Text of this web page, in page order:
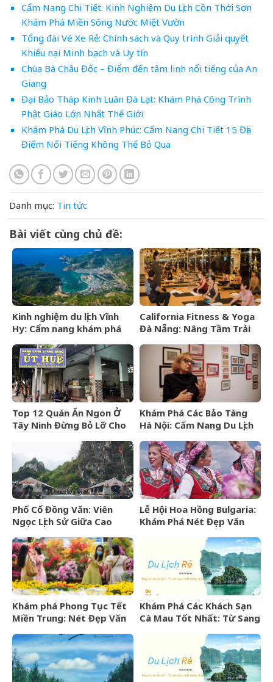
Cẩm Nang Chi Tiết: Kinh Nghiệm Du Lịch Cồn Thới Sơn
Khám Phá Miền Sông Nước Miệt Vườn
Tổng đài Vé Xe Rẻ: Chính sách và Quy trình Giải quyết
Khiếu nại Minh bạch và Uy tín
Chùa Bà Châu Đốc – Điểm đến tâm linh nổi tiếng của An
Giang
Đại Bảo Tháp Kinh Luân Đà Lạt: Khám Phá Công Trình
Phật Giáo Lớn Nhất Thế Giới
Khám Phá Du Lịch Vĩnh Phúc: Cẩm Nang Chi Tiết 15 Địa
Điểm Nổi Tiếng Không Thể Bỏ Qua
Danh mục: Tin tức
Bài viết cùng chủ đề:
Kinh nghiệm du lịch Vĩnh
Hy: Cẩm nang khám phá
Ninh Thuận
California Fitness & Yoga
Đà Nẵng: Nâng Tầm Trải
Top 12 Quán Ăn Ngon Ở
Tây Ninh Đừng Bỏ Lỡ Cho
Khám Phá Các Bảo Tàng
Hà Nội: Cẩm Nang Du Lịch
Phố Cổ Đồng Văn: Viên
Ngọc Lịch Sử Giữa Cao
Lễ Hội Hoa Hồng Bulgaria:
Khám Phá Nét Đẹp Văn
Khám phá Phong Tục Tết
Miền Trung: Nét Đẹp Văn
Khám Phá Các Khách Sạn
Cà Mau Tốt Nhất: Từ Sang